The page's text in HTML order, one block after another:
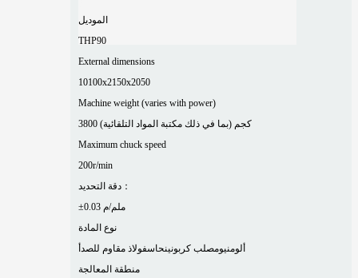
الموديل
THP90
External dimensions
10100x2150x2050
Machine weight (varies with power)
3800 كجم (بما في ذلك مكتبة المواد التلقائية)
Maximum chuck speed
200r/min
دقة التحديد：
±0.03 ملم/م
نوع المادة
ألومنيومصلب كربونينحاسفولاذ مقاوم للصدأ
منطقة المعالجة